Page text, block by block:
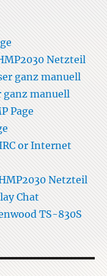
Netzteil
ganz manuell
ganz manuell
Page
or Internet
Netzteil
Chat
TS-830S